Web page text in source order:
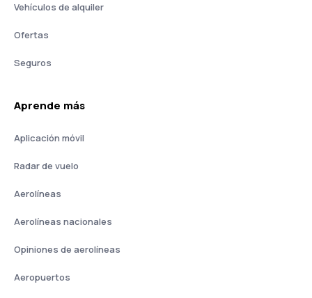
Vehículos de alquiler
Ofertas
Seguros
Aprende más
Aplicación móvil
Radar de vuelo
Aerolíneas
Aerolíneas nacionales
Opiniones de aerolíneas
Aeropuertos